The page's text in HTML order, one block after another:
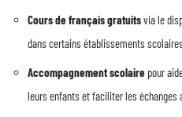
Cours de français gratuitsvia le
dans certains établissements
Accompagnement scolaire pour
leurs enfants et faciliter les échanges